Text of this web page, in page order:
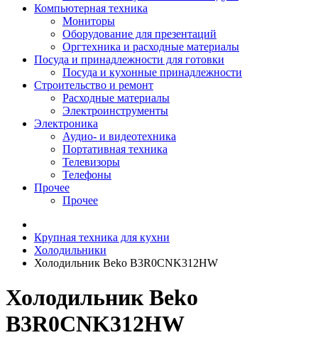
Компьютерная техника
Мониторы
Оборудование для презентаций
Оргтехника и расходные материалы
Посуда и принадлежности для готовки
Посуда и кухонные принадлежности
Строительство и ремонт
Расходные материалы
Электроинструменты
Электроника
Аудио- и видеотехника
Портативная техника
Телевизоры
Телефоны
Прочее
Прочее
Крупная техника для кухни
Холодильники
Холодильник Beko B3R0CNK312HW
Холодильник Beko
B3R0CNK312HW